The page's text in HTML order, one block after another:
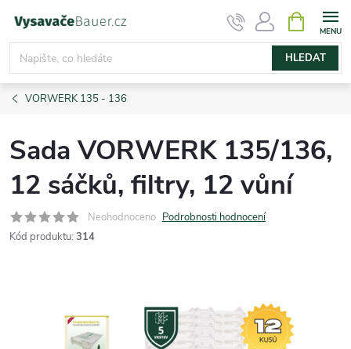
obsah
HLEDAT
NÁKUPNÍ
KOŠÍK
VORWERK 135 - 136
Sada VORWERK 135/136,
12 sáčků, filtry, 12 vůní
Neohodnoceno Podrobnosti hodnocení
Kód produktu: 314